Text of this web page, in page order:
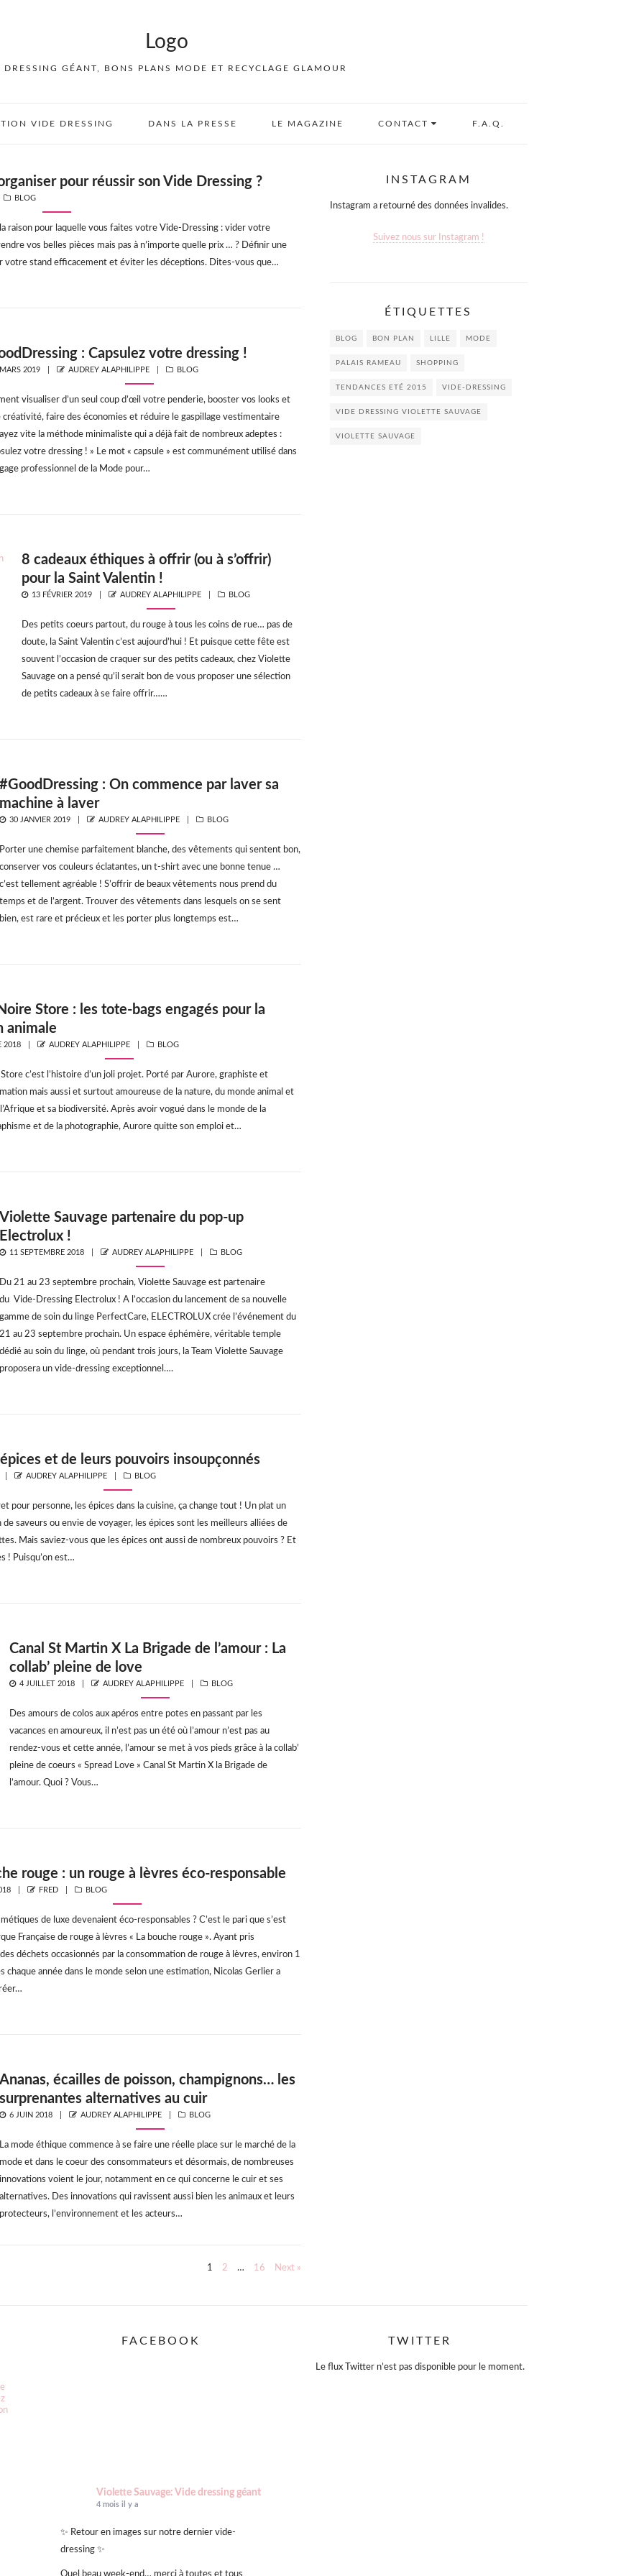
DRESSING GÉANT, BONS PLANS MODE ET RECYCLAGE GLAMOUR
VIDE DRESSING DANS LA PRESSE LE MAGAZINE CONTACT F.A.Q.
pour réussir son Vide Dressing ?
CATEGORIES
BLOG
raison pour laquelle vous faites votre Vide-Dressing : vider votre
vos belles pièces mais pas à n’importe quelle prix … ? Définir une
votre stand efficacement et éviter les déceptions. Dites-vous que…
: Capsulez votre dressing !
2019 AUTHOR
AUDREY ALAPHILIPPE CATEGORIES
BLOG
visualiser d’un seul coup d’œil votre penderie, booster vos looks et
faire des économies et réduire le gaspillage vestimentaire
vite la méthode minimaliste qui a déjà fait de nombreux adeptes :
votre dressing ! » Le mot « capsule » est communément utilisé dans
professionnel de la Mode pour…
8 cadeaux éthiques à offrir (ou à s’offrir)
pour la Saint Valentin !
POSTED
13 FÉVRIER 2019 AUTHOR
AUDREY ALAPHILIPPE CATEGORIES
BLOG
Des petits coeurs partout, du rouge à tous les coins de rue… pas de
doute, la Saint Valentin c’est aujourd’hui ! Et puisque cette fête est
souvent l’occasion de craquer sur des petits cadeaux, chez Violette
Sauvage on a pensé qu’il serait bon de vous proposer une sélection
de petits cadeaux à se faire offrir……
#GoodDressing : On commence par laver sa
machine à laver
POSTED
30 JANVIER 2019 AUTHOR
AUDREY ALAPHILIPPE CATEGORIES
BLOG
Porter une chemise parfaitement blanche, des vêtements qui sentent bon,
conserver vos couleurs éclatantes, un t-shirt avec une bonne tenue …
c’est tellement agréable ! S’offrir de beaux vêtements nous prend du
temps et de l’argent. Trouver des vêtements dans lesquels on se sent
bien, est rare et précieux et les porter​ plus longtemps est…
Store : les tote-bags engagés pour la
animale
2018 AUTHOR
AUDREY ALAPHILIPPE CATEGORIES
BLOG
c’est l’histoire d’un joli projet. Porté par Aurore, graphiste et
mais aussi et surtout amoureuse de la nature, du monde animal et
et sa biodiversité. Après avoir vogué dans le monde de la
et de la photographie, Aurore quitte son emploi et…
Violette Sauvage partenaire du pop-up
Electrolux !
POSTED
11 SEPTEMBRE 2018 AUTHOR
AUDREY ALAPHILIPPE CATEGORIES
BLOG
Du 21 au 23 septembre prochain, Violette Sauvage est partenaire
du Vide-Dressing Electrolux ! A l’occasion du lancement de sa nouvelle
gamme de soin du linge PerfectCare, ELECTROLUX crée l’événement du
21 au 23 septembre prochain. Un espace éphémère, véritable temple
dédié au soin du linge, où pendant trois jours, la Team Violette Sauvage
proposera un vide-dressing exceptionnel….
épices et de leurs pouvoirs insoupçonnés
AUTHOR
AUDREY ALAPHILIPPE CATEGORIES
BLOG
pour personne, les épices dans la cuisine, ça change tout ! Un plat un
de saveurs ou envie de voyager, les épices sont les meilleurs alliées de
Mais saviez-vous que les épices ont aussi de nombreux pouvoirs ? Et
! Puisqu’on est…
Canal St Martin X La Brigade de l’amour : La
collab’ pleine de love
POSTED
4 JUILLET 2018 AUTHOR
AUDREY ALAPHILIPPE CATEGORIES
BLOG
Des amours de colos aux apéros entre potes en passant par les
vacances en amoureux, il n’est pas un été où l’amour n’est pas au
rendez-vous et cette année, l’amour se met à vos pieds grâce à la collab’
pleine de coeurs « Spread Love » Canal St Martin X la Brigade de
l’amour. Quoi ? Vous…
rouge : un rouge à lèvres éco-responsable
AUTHOR
FRED CATEGORIES
BLOG
de luxe devenaient éco-responsables ? C’est le pari que s’est
Française de rouge à lèvres « La bouche rouge ». Ayant pris
déchets occasionnés par la consommation de rouge à lèvres, environ 1
chaque année dans le monde selon une estimation, Nicolas Gerlier a
Ananas, écailles de poisson, champignons… les
surprenantes alternatives au cuir
POSTED
6 JUIN 2018 AUTHOR
AUDREY ALAPHILIPPE CATEGORIES
BLOG
La mode éthique commence à se faire une réelle place sur le marché de la
mode et dans le coeur des consommateurs et désormais, de nombreuses
innovations voient le jour, notamment en ce qui concerne le cuir et ses
alternatives. Des innovations qui ravissent aussi bien les animaux et leurs
protecteurs, l’environnement et les acteurs…
1 2 … 16 Next »
INSTAGRAM
Instagram a retourné des données invalides.
Suivez nous sur Instagram !
ÉTIQUETTES
BLOG BON PLAN LILLE MODE
PALAIS RAMEAU SHOPPING
TENDANCES ETÉ 2015 VIDE-DRESSING
VIDE DRESSING VIOLETTE SAUVAGE
VIOLETTE SAUVAGE
FACEBOOK
Violette Sauvage: Vide dressing géant
4 mois il y a
✨ Retour en images sur notre dernier vide-
dressing ✨
TWITTER
Le flux Twitter n’est pas disponible pour le moment.